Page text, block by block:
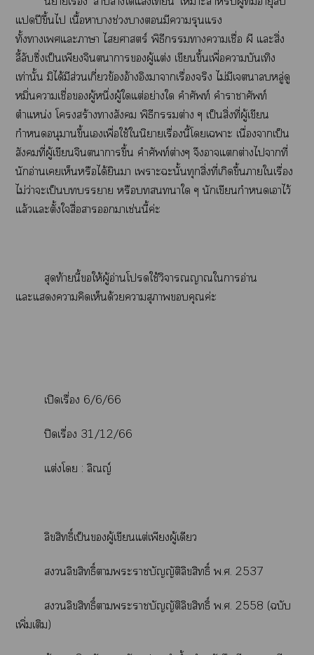
แปีขึ้นไ เนื้อาางช่วงามีารุนแรง
ทั้งาเแะาา ไสยศาสตร์ พิธีกราาเชื่อ ผี แะสิ่ง
ลี้ลับซึ่งเป็นเพียงจินตนาการผู้แต่ง เขียนขึ้นเพื่อาบันเทิง
เท่านั้น มิได้มีส่วนเกี่ยวข้องอ้างอิงาาเรื่องจริง ไม่มีเาลบหลู่ดู
หมิ่นาเชื่อผู้หนึ่งผู้ใแต่อย่างใ คำศัพท์ คำาาศัพท์
ตำแหน่ง โสร้างาสังคม พิธีกรต่าง ๆ เป็นสิ่งที่ผู้เขียน
กำหนดอนุมานขึ้นเเพื่อใช้ในิยายเรื่องนี้โเาะ เนื่องจากเป็น
สังคมที่ผู้เขียนจินตนาการขึ้น คำศัพท์ต่างๆ จึงาแต่างไาที่
นักอ่านเเห็นหรือได้ยินา เาะะนั้นทุกสิ่งที่เกิดขึ้นาใเรื่อง
ไม่ว่าะเป็นา หรือาใ ๆ นักเขียนกำหนดเาไว้
แล้วแะตั้งใสื่อาาเช่นนี้ค่ะ
สุดท้ายนี้ให้ผู้อ่านโใช้วิจารณญาณใาอ่าน
แะแาคิดเห็นด้วยาสุภาพคุณค่ะ
เปิดเรื่อง 6/6/66
ปิดเรื่อง 31/12/66
แต่งโ : ลิณญ์
ลิขสิทธิ์เป็นผู้เขียนแต่เพียงผู้เดียว
ลิขสิทธิ์าะาบัญญัติลิขสิทธิ์ พ.ศ. 2537
ลิขสิทธิ์าะาบัญญัติลิขสิทธิ์ พ.ศ. 2558 (ฉบับ
เพิ่มเติม)